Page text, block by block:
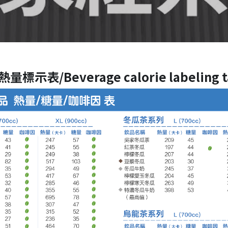
量標示表/Beverage calorie labeling